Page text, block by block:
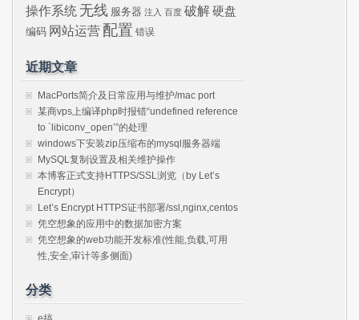
操作系统 无线 服务器 注入 百度 破解硬盘
编码 网站运营 配置 错误
近期文章
MacPorts简介及日常应用与维护/mac port
某商vps上编译php时报错“undefined reference
to `libiconv_open’”的处理
windows下安装zip压缩布的mysql服务器端
MySQL复制设置及相关维护操作
本博客正式支持HTTPS/SSL浏览（by Let’s
Encrypt）
Let’s Encrypt HTTPS证书部署/ssl,nginx,centos
凭空想象的应用中的数据加密方案
凭空想象的web功能开发标准(性能,负载,可用
性,安全,审计等多侧面)
分类